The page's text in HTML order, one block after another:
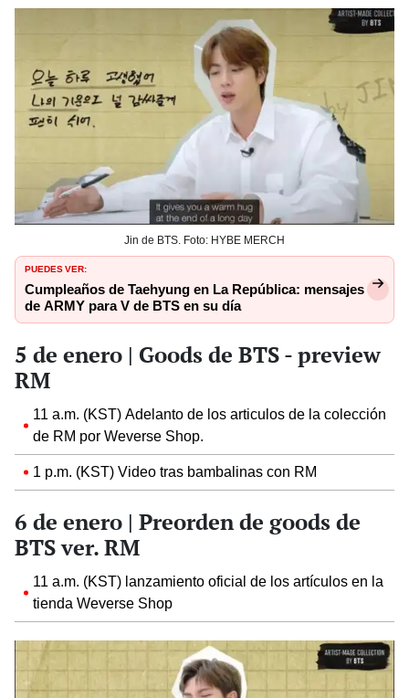
Jin de BTS. Foto: HYBE MERCH
PUEDES VER:
Cumpleaños de Taehyung en La República: mensajes
de ARMY para V de BTS en su día
5 de enero | Goods de BTS - preview
RM
11 a.m. (KST) Adelanto de los articulos de la colección
de RM por Weverse Shop.
1 p.m. (KST) Video tras bambalinas con RM
6 de enero | Preorden de goods de
BTS ver. RM
11 a.m. (KST) lanzamiento oficial de los artículos en la
tienda Weverse Shop